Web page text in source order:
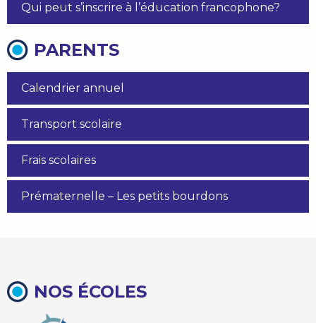
Qui peut s’inscrire à l’éducation francophone?
PARENTS
Calendrier annuel
Transport scolaire
Frais scolaires
Prématernelle – Les petits bourdons
NOS ÉCOLES